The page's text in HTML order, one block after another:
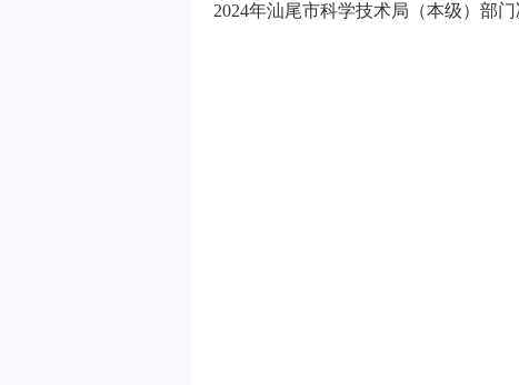
2024年汕尾市科学技术局（本级）部